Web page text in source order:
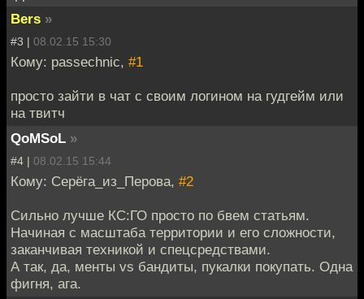
Bers »
#3 | 08.02.15 15:30
Кому: passechnic, #1
просто зайти в чат с своим логином на гудгейм или
на твитч
QoMSoL »
#4 | 08.02.15 15:44
Кому: Серёга_из_Перова, #2
Сильно лучше КС:ГО просто по бвем статьям.
Начиная с масштаба территории и его сложности,
заканчивая техникой и спецсредствами.
А так, да, менты vs бандиты, пукалки покупать. Одна
фигня, ага.